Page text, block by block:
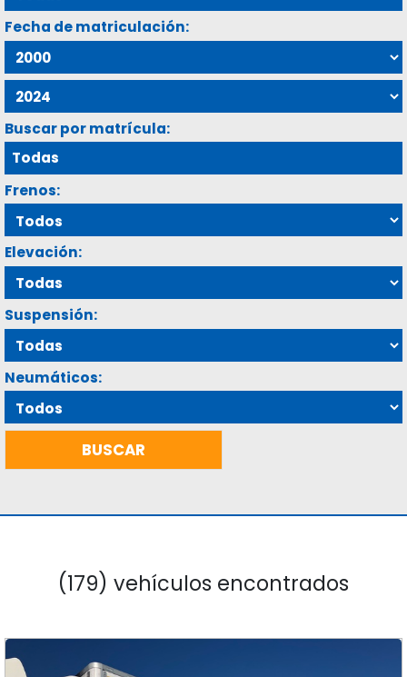
Fecha de matriculación:
Buscar por matrícula:
Frenos:
Elevación:
Suspensión:
Neumáticos:
(179) vehículos encontrados